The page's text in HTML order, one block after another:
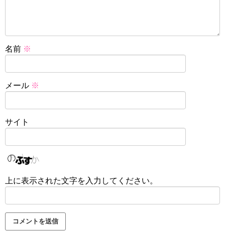
名前 ※
メール ※
サイト
上に表示された文字を入力してください。